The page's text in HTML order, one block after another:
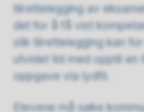
tilrettelegging av
det for å få vist
slik tilrettelegging kan
utvidet tid med opptil en
oppgave via lydfil.
Elevene må søke